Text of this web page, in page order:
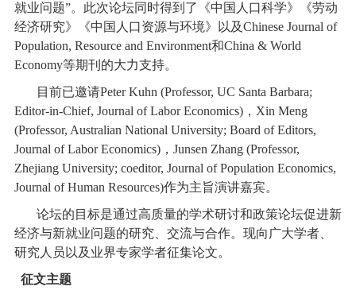
就业问题”。此次论坛同时得到了《中国人口科学》《劳动
经济研究》《中国人口资源与环境》以及Chinese Journal of
Population, Resource and Environment和China & World
Economy等期刊的大力支持。
目前已邀请Peter Kuhn (Professor, UC Santa Barbara;
Editor-in-Chief, Journal of Labor Economics)， Xin Meng
(Professor, Australian National University; Board of Editors,
Journal of Labor Economics)， Junsen Zhang (Professor,
Zhejiang University; coeditor, Journal of Population Economics,
Journal of Human Resources)作为主旨演讲嘉宾。
论坛的目标是通过高质量的学术研讨和政策论坛促进新
经济与新就业问题的研究、交流与合作。现向广大学者、
研究人员以及业界专家学者征集论文。
征文主题